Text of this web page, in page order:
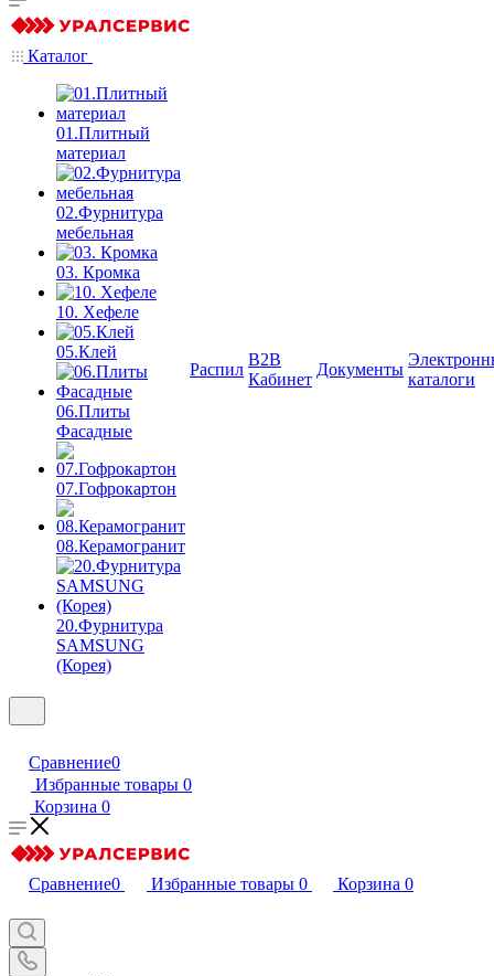
Каталог
01.Плитный
материал
02.Фурнитура
мебельная
03. Кромка
10. Хефеле
05.Клей
06.Плиты
Фасадные
07.Гофрокартон
08.Керамогранит
20.Фурнитура
SAMSUNG
(Корея)
Распил
B2B
Кабинет
Документы
каталоги
Сравнение0
Избранные товары 0
Корзина 0
Сравнение0 Избранные товары 0 Корзина 0